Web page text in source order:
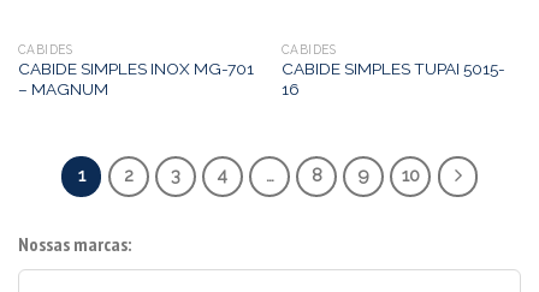
CABIDES
CABIDE SIMPLES INOX MG-701
– MAGNUM
CABIDES
CABIDE SIMPLES TUPAI 5015-
16
1 2 3 4 … 8 9 10
Nossas marcas: